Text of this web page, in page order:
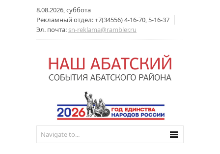
8.08.2026, суббота
Рекламный отдел: +7(34556) 4-16-70, 5-16-37
Эл. почта: sn-reklama@rambler.ru